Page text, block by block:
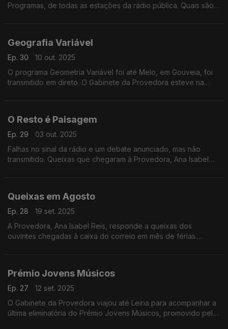
Programas, de todas as estações da rádio pública. Quais são
Geografia Variável
Ep. 30
10 out. 2025
O programa Geometria Variável foi até Melo, em Gouveia, foi
transmitido em direto. O Gabinete da Provedora esteve na
O Resto é Paisagem
Ep. 29
03 out. 2025
Falhas no sinal da rádio e um debate anunciado, mas não
transmitido. Queixas que chegaram à Provedora, Ana Isabel
Queixas em Agosto
Ep. 28
19 set. 2025
A Provedora, Ana Isabel Reis, responde a queixas dos
ouvintes chegadas à caixa do correio em mês de férias.
Prémio Jovens Músicos
Ep. 27
12 set. 2025
O Gabinete da Provedora viajou até Leiria para acompanhar a
última eliminatória do Prémio Jovens Músicos, promovido pela